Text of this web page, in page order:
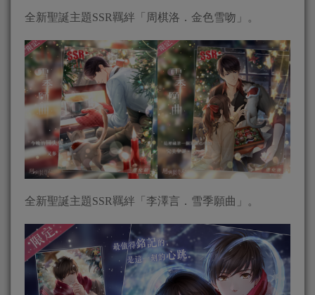
全新聖誕主題SSR羈絆「周棋洛．金色雪吻」。
全新聖誕主題SSR羈絆「李澤言．雪季願曲」。